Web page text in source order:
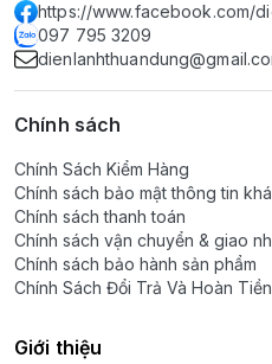
https://www.facebook.com/
097 795 3209
Chính sách
Chính Sách Kiểm Hàng
Chính sách bảo mật thông tin
Chính sách thanh toán
Chính sách vận chuyển & giao
Chính sách bảo hành sản phẩm
Chính Sách Đổi Trả Và Hoàn Tiền
Giới thiệu